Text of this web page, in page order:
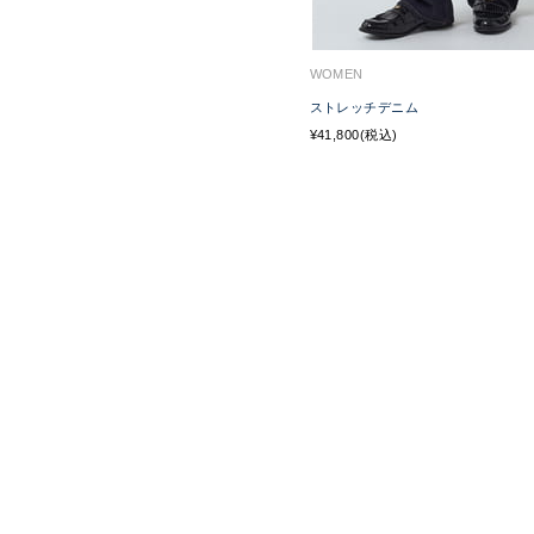
WOMEN
ストレッチデニム
¥41,800(税込)